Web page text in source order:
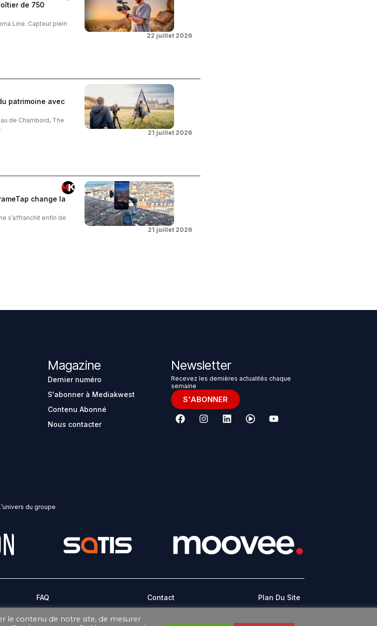
de 750
Line. Capteur plein
22 juillet 2026
patrimoine avec
de Chambord, The
21 juillet 2026
change la
s’affranchit enfin de
21 juillet 2026
Magazine
Dernier numéro
S'abonner à Mediakwest
Contenu Abonné
Nous contacter
Newsletter
Recevez les dernières actualités chaque
semaine
S'ABONNER
du groupe
FAQ Contact Plan Du Site
DE VENTE ABONNEMENT CONDITIONS GÉNÉRALES D’UTILISATION
le contenu de notre site, de mesurer